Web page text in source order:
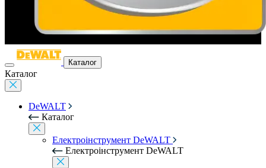
Каталог
Каталог
DeWALT
Каталог
Електроінструмент DeWALT
Електроінструмент DeWALT